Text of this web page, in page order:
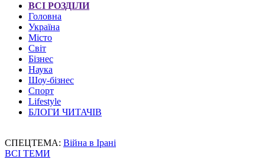
ВСІ РОЗДІЛИ
Головна
Україна
Місто
Світ
Бізнес
Наука
Шоу-бізнес
Спорт
Lifestyle
БЛОГИ ЧИТАЧІВ
СПЕЦТЕМА: Війна в Ірані
ВСІ ТЕМИ